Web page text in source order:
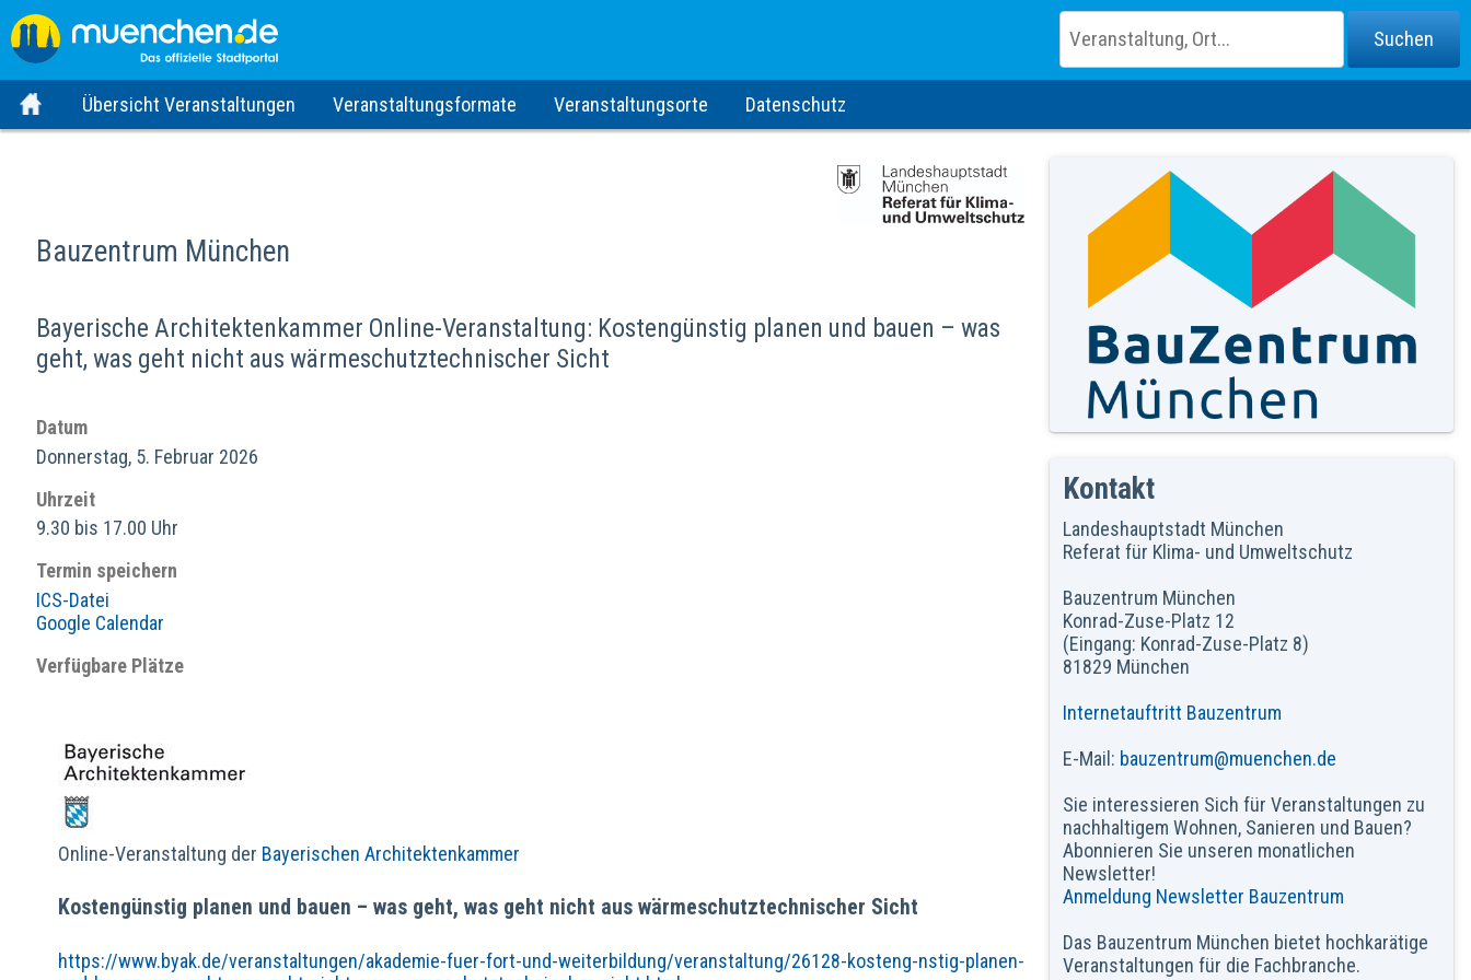
Übersicht Veranstaltungen Veranstaltungsformate Veranstaltungsorte Datenschutz
Bauzentrum München
Bayerische Architektenkammer Online-Veranstaltung: Kostengünstig planen und bauen – was
geht, was geht nicht aus wärmeschutztechnischer Sicht
Datum
Donnerstag, 5. Februar 2026
Uhrzeit
9.30 bis 17.00 Uhr
Termin speichern
ICS-Datei
Google Calendar
Verfügbare Plätze
Online-Veranstaltung der Bayerischen Architektenkammer
Kostengünstig planen und bauen – was geht, was geht nicht aus wärmeschutztechnischer Sicht
https://www.byak.de/veranstaltungen/akademie-fuer-fort-und-weiterbildung/veranstaltung/26128-kosteng-nstig-planen-
Kontakt
Landeshauptstadt München
Referat für Klima- und Umweltschutz
Bauzentrum München
Konrad-Zuse-Platz 12
(Eingang: Konrad-Zuse-Platz 8)
81829 München
Internetauftritt Bauzentrum
E-Mail: bauzentrum@muenchen.de
Sie interessieren Sich für Veranstaltungen zu
nachhaltigem Wohnen, Sanieren und Bauen?
Abonnieren Sie unseren monatlichen
Newsletter!
Anmeldung Newsletter Bauzentrum
Das Bauzentrum München bietet hochkarätige
Veranstaltungen für die Fachbranche.